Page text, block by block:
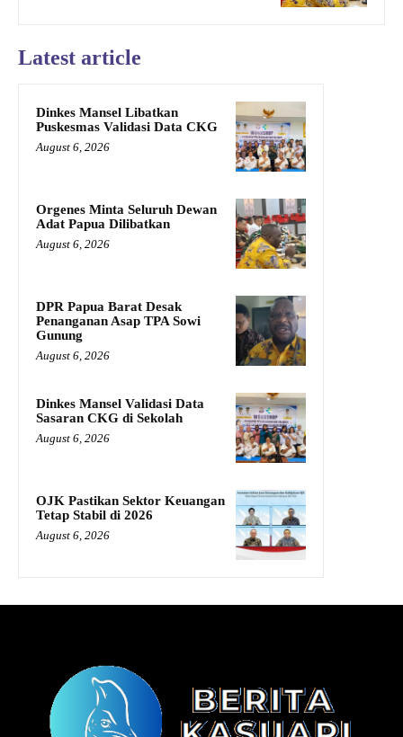
Latest article
Dinkes Mansel Libatkan
Puskesmas Validasi Data CKG
August 6, 2026
Orgenes Minta Seluruh Dewan
Adat Papua Dilibatkan
August 6, 2026
DPR Papua Barat Desak
Penanganan Asap TPA Sowi
Gunung
August 6, 2026
Dinkes Mansel Validasi Data
Sasaran CKG di Sekolah
August 6, 2026
OJK Pastikan Sektor Keuangan
Tetap Stabil di 2026
August 6, 2026